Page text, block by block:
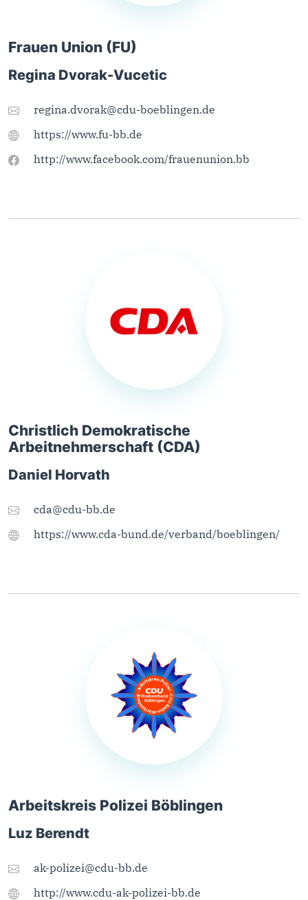
Frauen Union (FU)
Regina Dvorak-Vucetic
regina.dvorak@cdu-boeblingen.de
https://www.fu-bb.de
http://www.facebook.com/frauenunion.bb
Christlich Demokratische
Arbeitnehmerschaft (CDA)
Daniel Horvath
cda@cdu-bb.de
https://www.cda-bund.de/verband/boeblingen/
Arbeitskreis Polizei Böblingen
Luz Berendt
ak-polizei@cdu-bb.de
http://www.cdu-ak-polizei-bb.de